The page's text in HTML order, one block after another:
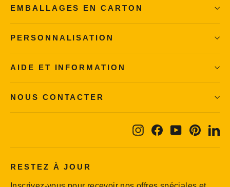
EMBALLAGES EN CARTON
PERSONNALISATION
AIDE ET INFORMATION
NOUS CONTACTER
InstagramFacebook
YouTube
RESTEZ À JOUR